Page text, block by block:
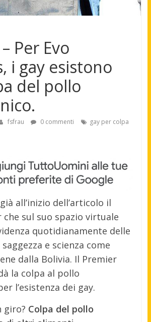
Per Evo
i gay esistono
del pollo
fsfrau 0 commenti
gay per colpa
all’inizio dell’articolo il
che sul suo spazio virtuale
quotidianamente delle
e scienza come
dalla Bolivia. Il Premier
la colpa al pollo
l’esistenza dei gay.
giro? Colpa del pollo